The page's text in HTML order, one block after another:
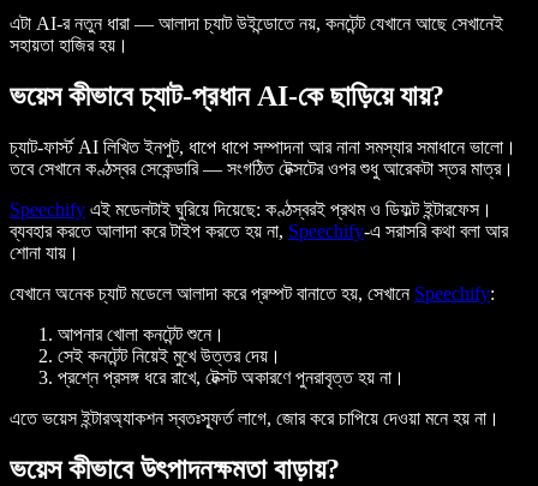
এটা AI-র নতুন ধারা — আলাদা চ্যাট উইন্ডোতে নয়, কনটেন্ট যেখানে আছে সেখানেই
সহায়তা হাজির হয়।
ভয়েস কীভাবে চ্যাট-প্রধান AI-কে ছাড়িয়ে যায়?
চ্যাট-ফার্স্ট AI লিখিত ইনপুট, ধাপে ধাপে সম্পাদনা আর নানা সমস্যার সমাধানে ভালো।
তবে সেখানে কণ্ঠস্বর সেকেন্ডারি — সংগঠিত টেক্সটের ওপর শুধু আরেকটা স্তর মাত্র।
Speechify এই মডেলটাই ঘুরিয়ে দিয়েছে: কণ্ঠস্বরই প্রথম ও ডিফল্ট ইন্টারফেস।
ব্যবহার করতে আলাদা করে টাইপ করতে হয় না, Speechify-এ সরাসরি কথা বলা আর
শোনা যায়।
যেখানে অনেক চ্যাট মডেলে আলাদা করে প্রম্পট বানাতে হয়, সেখানে Speechify:
আপনার খোলা কনটেন্ট শুনে।
সেই কনটেন্টনিয়েই মুখে উত্তর দেয়।
প্রশ্নে প্রসঙ্গ ধরে রাখে, টেক্সট অকারণে পুনরাবৃত্ত হয় না।
এতে ভয়েস ইন্টারঅ্যাকশন স্বতঃস্ফূর্ত লাগে, জোর করে চাপিয়ে দেওয়া মনে হয় না।
ভয়েস কীভাবে উৎপাদনক্ষমতা বাড়ায়?